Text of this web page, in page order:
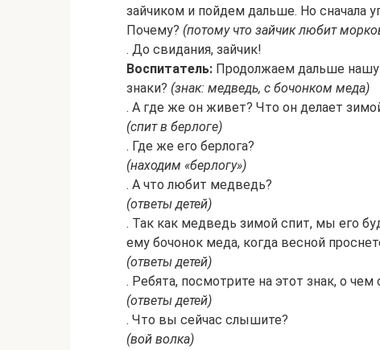
зайчиком и пойдем дальше. Но сначала
Почему? (потому что зайчик любит
. До свидания, зайчик!
Воспитатель: Продолжаем дальше нашу
знаки? (знак: медведь, с бочонком меда)
. А где же он живет? Что он делает
(спит в берлоге)
. Где же его берлога?
(находим «берлогу»)
. А что любит медведь?
(ответы детей)
. Так как медведь зимой спит, мы его
ему бочонок меда, когда весной
(ответы детей)
. Ребята, посмотрите на этот знак, о чем
(ответы детей)
. Что вы сейчас слышите?
(вой волка)